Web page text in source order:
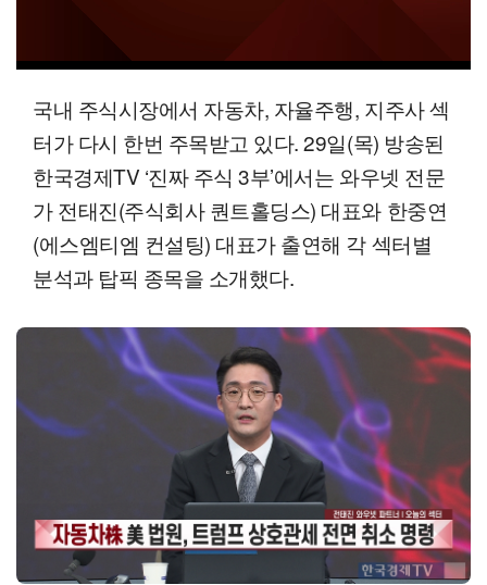
00:12 17:07 일반배속
국내 주식시장에서 자동차, 자율주행, 지주사 섹
터가 다시 한번 주목받고 있다. 29일(목) 방송된
한국경제TV ‘진짜 주식 3부’에서는 와우넷 전문
가 전태진(주식회사 퀀트홀딩스) 대표와 한중연
(에스엠티엠 컨설팅) 대표가 출연해 각 섹터별
분석과 탑픽 종목을 소개했다.